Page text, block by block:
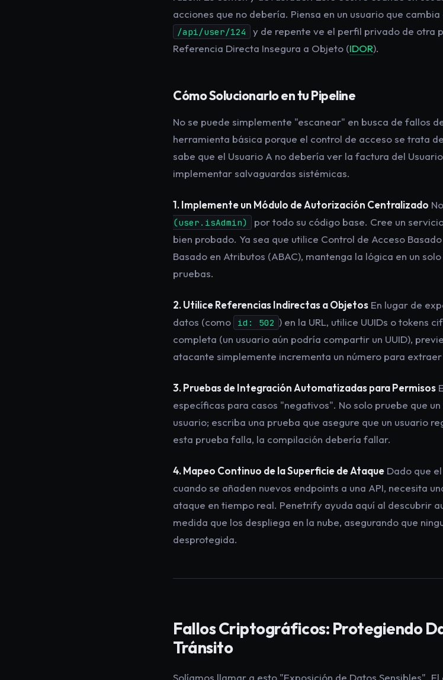
acciones que no debería. Piensa en un usuario que cambia
/api/user/124
y de repente ve el perfil privado de otra
Referencia Directa Insegura a Objeto (IDOR).
Cómo Solucionarlo en tu Pipeline
No se puede simplemente "escanear" en busca de fallos
herramienta básica porque el control de acceso se trata
sabe que el Usuario A no debería ver la factura del
implementar salvaguardas sistémicas.
1. Implemente un Módulo de Autorización Centralizado
(user.isAdmin)
por todo su código base. Cree un
bien probado. Ya sea que utilice Control de Acceso
Basado en Atributos (ABAC), mantenga la lógica en un
pruebas.
2. Utilice Referencias Indirectas a Objetos En lugar de
datos (como
id: 502 ) en la URL, utilice UUIDs o tokens
completa (un usuario aún podría compartir un UUID),
atacante simplemente incrementa un número para
3. Pruebas de Integración Automatizadas para Permisos
específicas para casos "negativos". No solo pruebe que
usuario; escriba una prueba que asegure que un usuario
esta prueba falla, la compilación debería fallar.
4. Mapeo Continuo de la Superficie de Ataque Dado que
cuando se añaden nuevos endpoints a una API, necesita
ataque en tiempo real. Penetrify ayuda aquí al descubrir
medida que los despliega en la nube, asegurando que
desprotegida.
Fallos Criptográficos: Protegiendo
Tránsito
Solíamos llamar a esto "Exposición de Datos Sensibles".